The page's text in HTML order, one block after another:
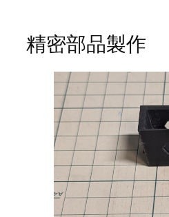
精密部品製作